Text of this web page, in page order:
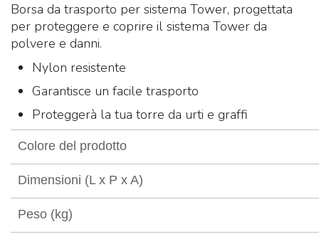
Borsa da trasporto per sistema Tower, progettata
per proteggere e coprire il sistema Tower da
polvere e danni.
Nylon resistente
Garantisce un facile trasporto
Proteggerà la tua torre da urti e graffi
Colore del prodotto
Dimensioni (L x P x A)
Peso (kg)